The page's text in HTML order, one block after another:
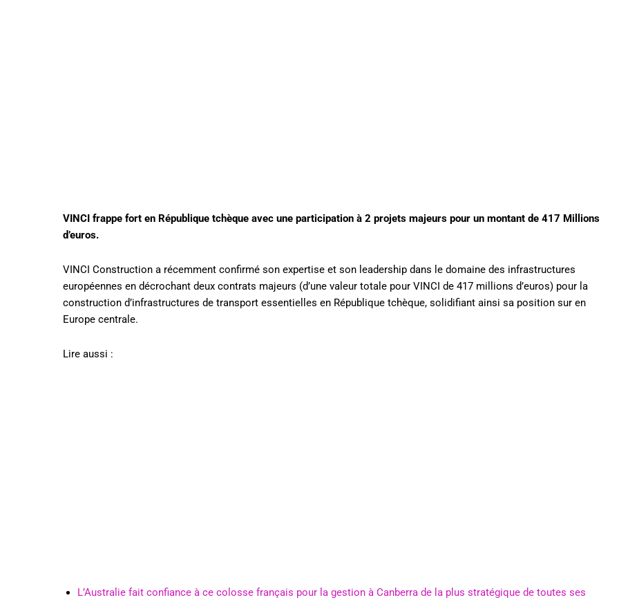
VINCI frappe fort en République tchèque avec une participation à 2 projets majeurs pour un montant de 417 Millions
d’euros.
VINCI Construction a récemment confirmé son expertise et son leadership dans le domaine des infrastructures
européennes en décrochant deux contrats majeurs (d’une valeur totale pour VINCI de 417 millions d’euros) pour la
construction d’infrastructures de transport essentielles en République tchèque, solidifiant ainsi sa position sur en
Europe centrale.
Lire aussi :
L’Australie fait confiance à ce colosse français pour la gestion à Canberra de la plus stratégique de toutes ses